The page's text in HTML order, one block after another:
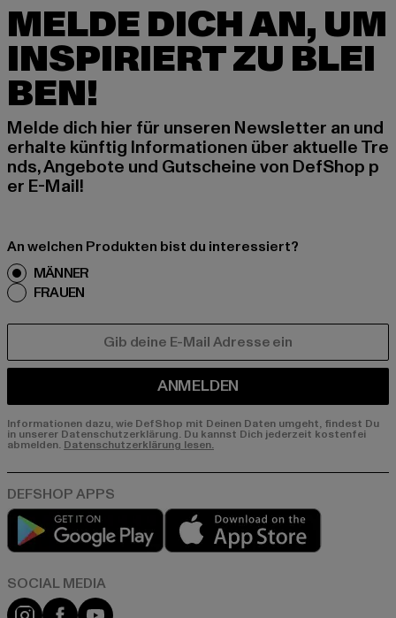
MELDE DICH AN, UM
INSPIRIERT ZU BLEI
BEN!
Melde dich hier für unseren Newsletter an und
erhalte künftig Informationen über aktuelle Tre
nds, Angebote und Gutscheine von DefShop p
er E-Mail!
An welchen Produkten bist du interessiert?
MÄNNER
FRAUEN
ANMELDEN
Informationen dazu, wie DefShop mit Deinen Daten umgeht, findest Du
in unserer Datenschutzerklärung. Du kannst Dich jederzeit kostenfei
abmelden. Datenschutzerklärung lesen.
Play market
Instagram
FacebookYouTube